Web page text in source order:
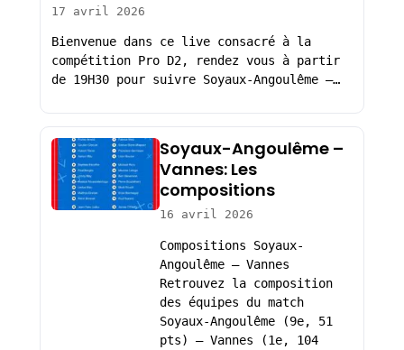
17 avril 2026
Bienvenue dans ce live consacré à la
compétition Pro D2, rendez vous à partir
de 19H30 pour suivre Soyaux-Angoulême –…
Soyaux-Angoulême –
Vannes: Les
compositions
16 avril 2026
Compositions Soyaux-
Angoulême – Vannes
Retrouvez la composition
des équipes du match
Soyaux-Angoulême (9e, 51
pts) – Vannes (1e, 104